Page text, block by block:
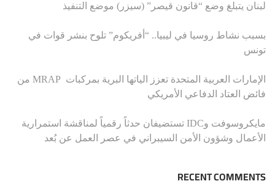
لبنان يتبلغ وضع “قانون قيصر” (سيزر) موضع التنفيذ
بسبب نشاط روسيا في ليبيا.. “أفريكوم” تلوح بنشر قوات في
تونس
الإمارات العربية المتحدة تعزز الياتها البرية بمركبات MRAP من
فائض العتاد الدفاعي الأمريكي
مايكروسوفت وIDC تستضيفان حدثاً رقمياً لمناقشة استمرارية
الأعمال وشؤون الأمن السيبراني في عصر العمل عن بُعد
RECENT COMMENTS